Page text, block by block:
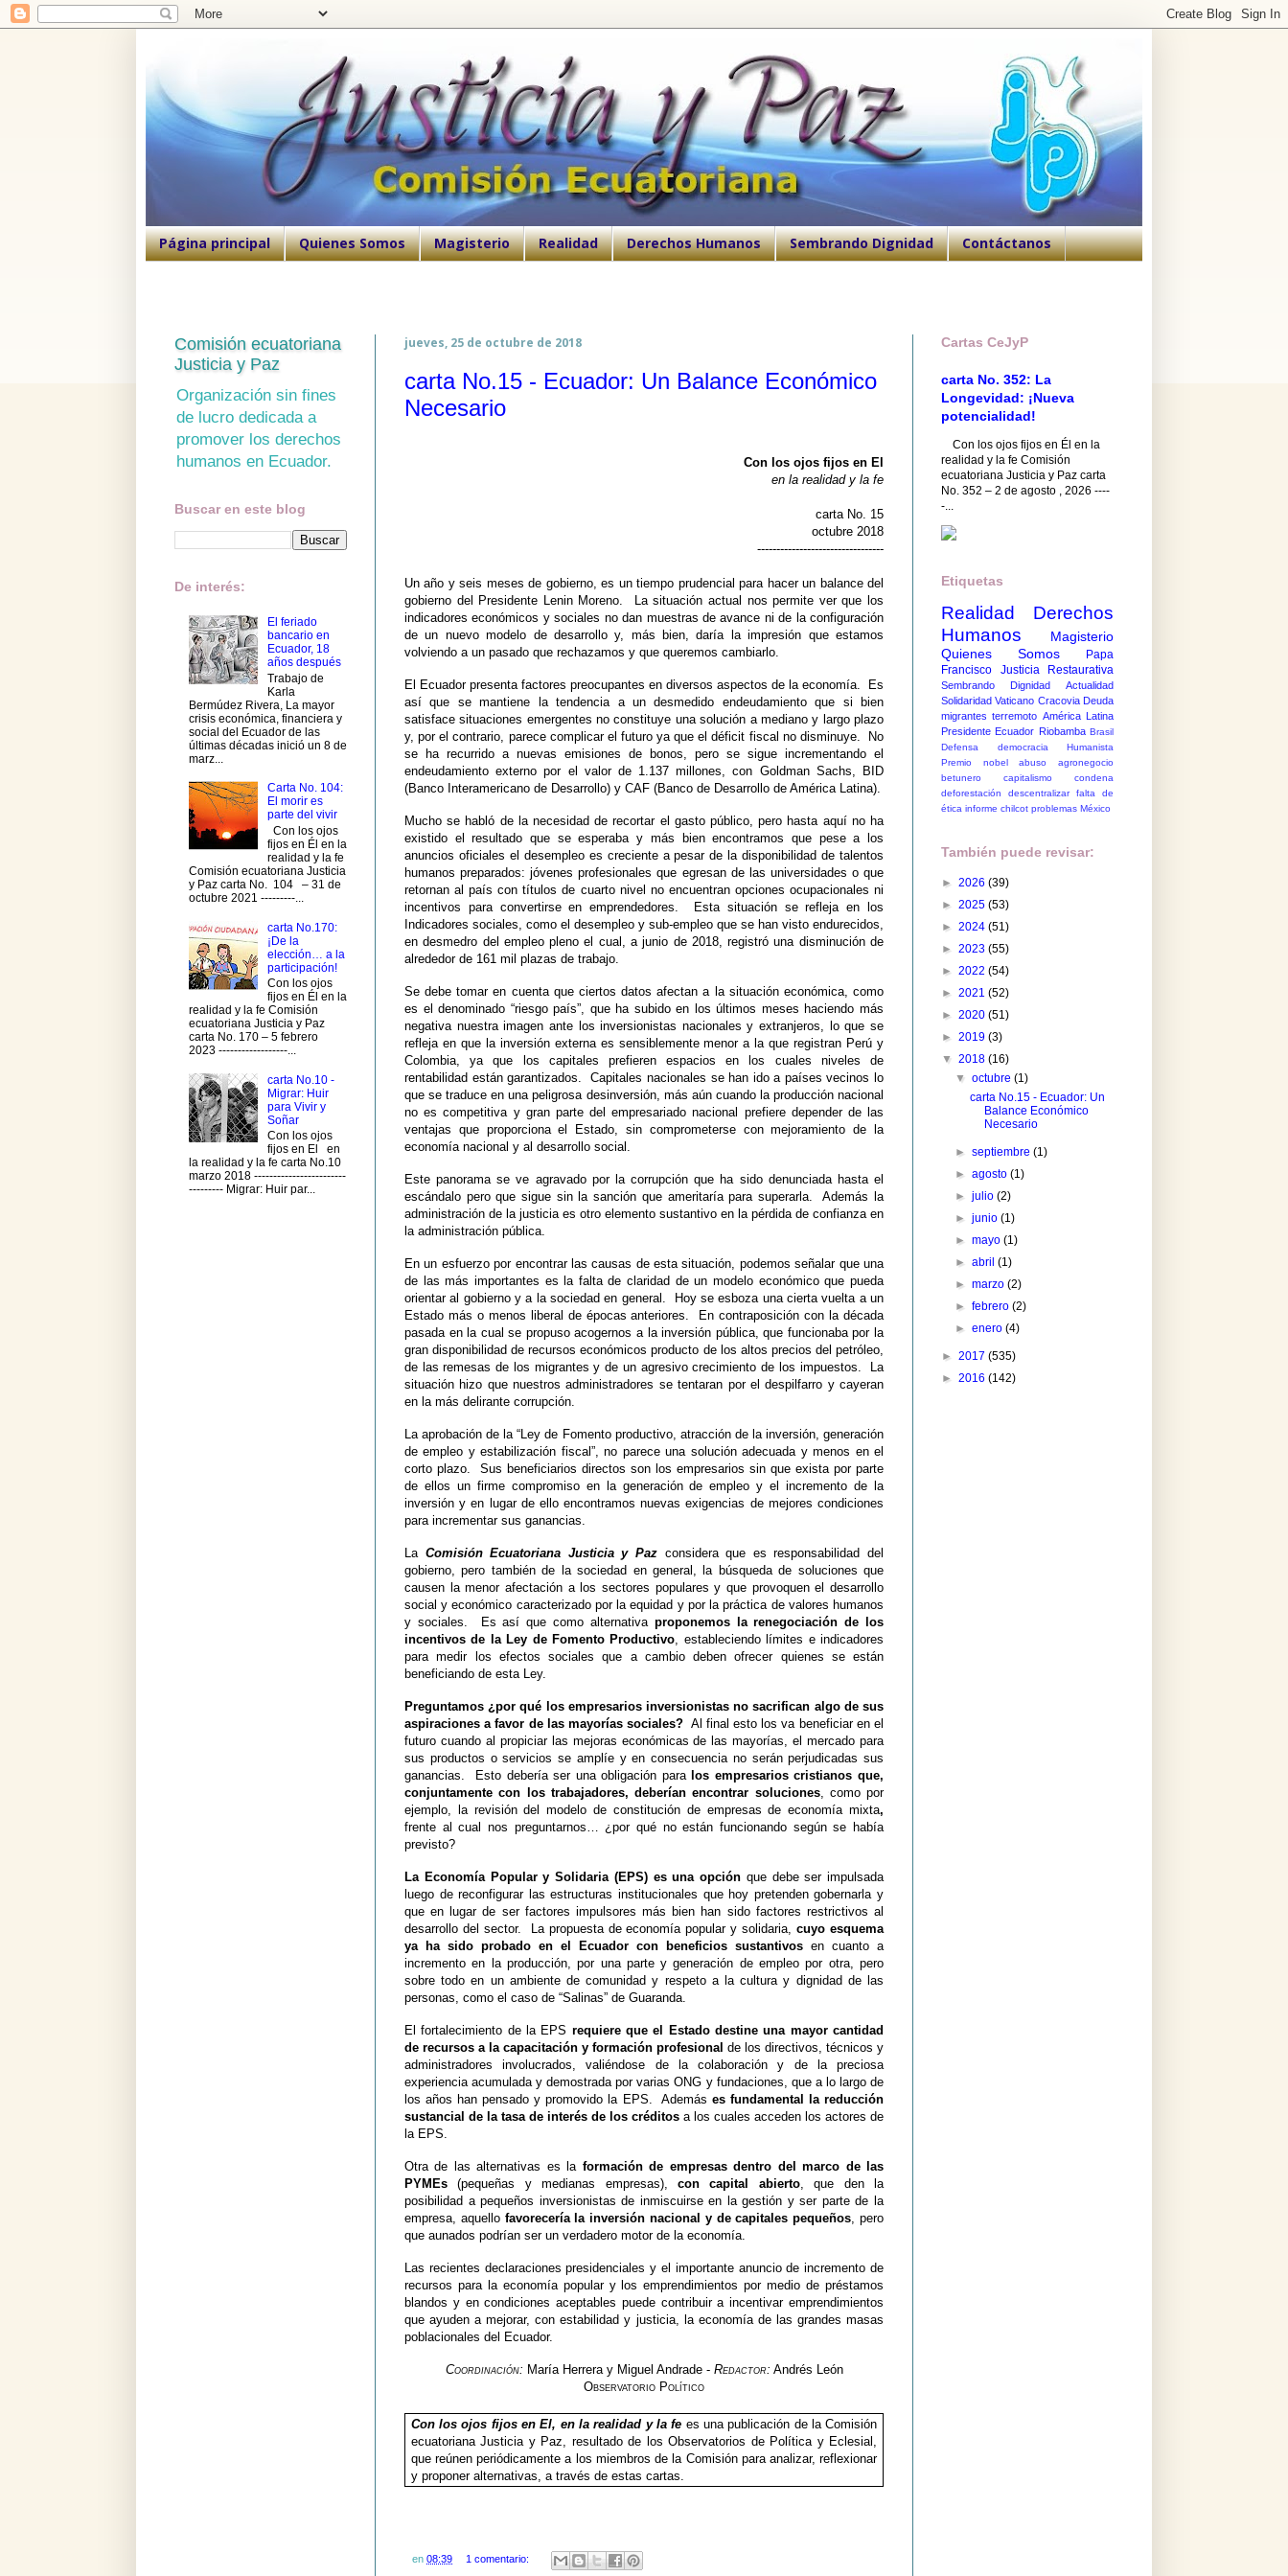
Página principal Quienes Somos Magisterio Realidad Derechos Humanos Sembrando Dignidad Contáctanos
jueves, 25 de octubre de 2018
carta No.15 - Ecuador: Un Balance Económico
Necesario
Con los ojos fijos en El
en la realidad y la fe
carta No. 15
octubre 2018
---------------------------------
Un año y seis meses de gobierno, es un tiempo prudencial para hacer un balance del
gobierno del Presidente Lenin Moreno.
La situación actual nos permite ver que los
indicadores económicos y sociales no dan muestras de avance ni de la configuración
de un nuevo modelo de desarrollo y, más bien, daría la impresión que estamos
volviendo a un pasado que rechazamos y que queremos cambiarlo.
El Ecuador presenta factores preocupantes en diversos aspectos de la economía.
Es
así que se mantiene la tendencia a un desmedido endeudamiento que si bien
satisface situaciones emergentes no constituye una solución a mediano y largo plazo
y, por el contrario, parece complicar el futuro ya que el déficit fiscal no disminuye.
No
se ha recurrido a nuevas emisiones de bonos, pero se sigue incrementando el
endeudamiento externo por el valor de 1.137 millones, con Goldman Sachs, BID
(Banco Interamericano de Desarrollo) y CAF (Banco de Desarrollo de América Latina).
Mucho se habló de la necesidad de recortar el gasto público, pero hasta aquí no ha
existido el resultado que se esperaba y más bien encontramos que pese a los
anuncios oficiales el desempleo es creciente a pesar de la disponibilidad de talentos
humanos preparados: jóvenes profesionales que egresan de las universidades o que
retornan al país con títulos de cuarto nivel no encuentran opciones ocupacionales ni
incentivos para convertirse en emprendedores.
Esta situación se refleja en los
Indicadores sociales, como el desempleo y sub-empleo que se han visto endurecidos,
en desmedro del empleo pleno el cual, a junio de 2018, registró una disminución de
alrededor de 161 mil plazas de trabajo.
Se debe tomar en cuenta que ciertos datos afectan a la situación económica, como
es el denominado “riesgo país”, que ha subido en los últimos meses haciendo más
negativa nuestra imagen ante los inversionistas nacionales y extranjeros, lo que se
refleja en que la inversión externa es sensiblemente menor a la que registran Perú y
Colombia, ya que los capitales prefieren espacios en los cuales niveles de
rentabilidad están garantizados.
Capitales nacionales se han ido a países vecinos lo
que se traduce en una peligrosa desinversión, más aún cuando la producción nacional
no es competitiva y gran parte del empresariado nacional prefiere depender de las
ventajas que proporciona el Estado, sin comprometerse con mejoramiento de la
economía nacional y al desarrollo social.
Este panorama se ve agravado por la corrupción que ha sido denunciada hasta el
escándalo pero que sigue sin la sanción que ameritaría para superarla.
Además la
administración de la justicia es otro elemento sustantivo en la pérdida de confianza en
la administración pública.
En un esfuerzo por encontrar las causas de esta situación, podemos señalar que una
de las más importantes es la falta de claridad de un modelo económico que pueda
orientar al gobierno y a la sociedad en general.
Hoy se esboza una cierta vuelta a un
Estado más o menos liberal de épocas anteriores.
En contraposición con la década
pasada en la cual se propuso acogernos a la inversión pública, que funcionaba por la
gran disponibilidad de recursos económicos producto de los altos precios del petróleo,
de las remesas de los migrantes y de un agresivo crecimiento de los impuestos.
La
situación hizo que nuestros administradores se tentaran por el despilfarro y cayeran
en la más delirante corrupción.
La aprobación de la “Ley de Fomento productivo, atracción de la inversión, generación
de empleo y estabilización fiscal”, no parece una solución adecuada y menos en el
corto plazo.
Sus beneficiarios directos son los empresarios sin que exista por parte
de ellos un firme compromiso en la generación de empleo y el incremento de la
inversión y en lugar de ello encontramos nuevas exigencias de mejores condiciones
para incrementar sus ganancias.
La Comisión Ecuatoriana Justicia y Paz considera que es responsabilidad del
gobierno, pero también de la sociedad en general, la búsqueda de soluciones que
causen la menor afectación a los sectores populares y que provoquen el desarrollo
social y económico caracterizado por la equidad y por la práctica de valores humanos
y sociales.
Es así que como alternativa proponemos la renegociación de los
incentivos de la Ley de Fomento Productivo , estableciendo límites e indicadores
para medir los efectos sociales que a cambio deben ofrecer quienes se están
beneficiando de esta Ley.
Preguntamos ¿por qué los empresarios inversionistas no sacrifican algo de sus
aspiraciones a favor de las mayorías sociales? Al final esto los va beneficiar en el
futuro cuando al propiciar las mejoras económicas de las mayorías, el mercado para
sus productos o servicios se amplíe y en consecuencia no serán perjudicadas sus
ganancias.
Esto debería ser una obligación para los empresarios cristianos que,
conjuntamente con los trabajadores, deberían encontrar soluciones, como por
ejemplo, la revisión del modelo de constitución de empresas de economía mixta,
frente al cual nos preguntarnos… ¿por qué no están funcionando según se había
previsto?
La Economía Popular y Solidaria (EPS) es una opción que debe ser impulsada
luego de reconfigurar las estructuras institucionales que hoy pretenden gobernarla y
que en lugar de ser factores impulsores más bien han sido factores restrictivos al
desarrollo del sector.
La propuesta de economía popular y solidaria,cuyo esquema
ya ha sido probado en el Ecuador con beneficios sustantivos en cuanto a
incremento en la producción, por una parte y generación de empleo por otra, pero
sobre todo en un ambiente de comunidad y respeto a la cultura y dignidad de las
personas, como el caso de “Salinas” de Guaranda.
El fortalecimiento de la EPS requiere que el Estado destine una mayor cantidad
de recursos a la capacitación y formación profesional de los directivos, técnicos y
administradores involucrados, valiéndose de la colaboración y de la preciosa
experiencia acumulada y demostrada por varias ONG y fundaciones, que a lo largo de
los años han pensado y promovido la EPS.
Además es fundamental la reducción
sustancial de la tasa de interés de los créditos a los cuales acceden los actores de
la EPS.
Otra de las alternativas es la formación de empresas dentro del marco de las
PYMEs (pequeñas y medianas empresas), con capital abierto, que den la
posibilidad a pequeños inversionistas de inmiscuirse en la gestión y ser parte de la
empresa, aquello favorecería la inversión nacional y de capitales pequeños , pero
que aunados podrían ser un verdadero motor de la economía.
Las recientes declaraciones presidenciales y el importante anuncio de incremento de
recursos para la economía popular y los emprendimientos por medio de préstamos
blandos y en condiciones aceptables puede contribuir a incentivar emprendimientos
que ayuden a mejorar, con estabilidad y justicia, la economía de las grandes masas
poblacionales del Ecuador.
Coordinación: María Herrera y Miguel Andrade - Redactor: Andrés León
Observatorio Político
Con los ojos fijos en El, en la realidad y la fe es una publicación de la Comisión
ecuatoriana Justicia y Paz, resultado de los Observatorios de Política y Eclesial,
que reúnen periódicamente a los miembros de la Comisión para analizar, reflexionar
y proponer alternativas, a través de estas cartas.
en 08:39 1 comentario:
Comisión ecuatoriana
Justicia y Paz
Organización sin fines
de lucro dedicada a
promover los derechos
humanos en Ecuador.
Buscar en este blog
De interés:
El feriado
bancario en
Ecuador, 18
años después
Trabajo de
Karla
Bermúdez Rivera, La mayor
crisis económica, financiera y
social del Ecuador de las
últimas décadas inició un 8 de
marz...
Carta No. 104:
El morir es
parte del vivir
Con los ojos
fijos en Él en la
realidad y la fe
Comisión ecuatoriana Justicia
y Paz carta No. 104 – 31 de
octubre 2021 ---------...
carta No.170:
¡De la
elección… a la
participación!
Con los ojos
fijos en Él en la
realidad y la fe Comisión
ecuatoriana Justicia y Paz
carta No. 170 – 5 febrero
2023 ------------------...
carta No.10 -
Migrar: Huir
para Vivir y
Soñar
Con los ojos
fijos en El en
la realidad y la fe carta No.10
marzo 2018 ------------------------
--------- Migrar: Huir par...
Cartas CeJyP
carta No. 352: La
Longevidad: ¡Nueva
potencialidad!
Con los ojos fijos en Él en la
realidad y la fe Comisión
ecuatoriana Justicia y Paz carta
No. 352 – 2 de agosto , 2026 ----
-...
Etiquetas
Realidad
Derechos
Humanos
Magisterio
Quienes Somos
Papa
Francisco
Justicia Restaurativa
Sembrando Dignidad
Actualidad
Solidaridad Vaticano Cracovia Deuda
migrantes terremoto América Latina
Presidente Ecuador Riobamba Brasil
Defensa democracia
Humanista
Premio nobel
abuso
agronegocio
betunero
capitalismo
condena
deforestación
descentralizar
falta de
ética informe chilcot problemas México
También puede revisar:
► 2026 (39)
► 2025 (53)
► 2024 (51)
► 2023 (55)
► 2022 (54)
► 2021 (52)
► 2020 (51)
► 2019 (3)
▼ 2018 (16)
▼octubre(1)
carta No.15 - Ecuador: Un
Balance Económico
Necesario
►septiembre(1)
►agosto(1)
►julio(2)
►junio(1)
►mayo(1)
►abril(1)
►marzo(2)
►febrero(2)
►enero(4)
► 2017 (535)
► 2016 (142)